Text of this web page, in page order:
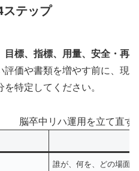
テップ
標、指標、用量、安全・再
評価や書類を増やす前に、現
特定してください。
脳卒中リハ運用を立て直す
誰が、何を、どの場面